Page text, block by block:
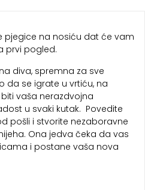
pjegice na nosiću dat će vam
prvi pogled.
diva, spremna za sve
da se igrate u vrtiću, na
vaša nerazdvojna
u svaki kutak. Povedite
pošli i stvorite nezaboravne
Ona jedva čeka da vas
i postane vaša nova